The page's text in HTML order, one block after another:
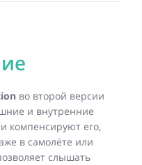
во второй версии
и внутренние
компенсируют его,
в самолёте или
слышать